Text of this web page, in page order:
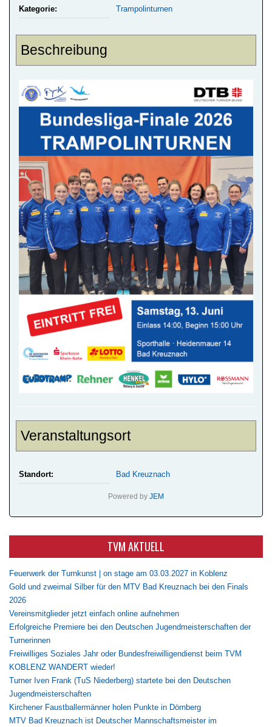
Kategorie: Trampolinturnen
Beschreibung
Veranstaltungsort
Standort: Bad Kreuznach
Powered by JEM
TVM AKTUELL
Feuerwerk der Turnkunst | on stage am 03.03.2027 in Koblenz
Gold und zweimal Silber für den MTV Bad Kreuznach bei den Finals
2026
Vereinsmitglieder jetzt einfach online aufnehmen
Erfolgreiche Premiere bei den Deutschen Jugendmeisterschaften der
Turnerinnen
Freiwilliges Soziales Jahr oder Bundesfreiwilligendienst beim TVM
KOBLENZ WANDERT wieder!
Turner Iven Frank (TuS Niederberg) startete bei den Deutschen
Jugendmeisterschaften
Kirchener Faustballermänner holen Punkte in Dörnberg
MTV Bad Kreuznach ist Deutscher Mannschaftsmeister im